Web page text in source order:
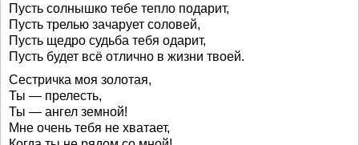
Пусть солнышко тебе тепло подарит,
Пусть трелью зачарует соловей,
Пусть щедро судьба тебя одарит,
Пусть будет всё отлично в жизни твоей.
Сестричка моя золотая,
Ты — прелесть,
Ты — ангел земной!
Мне очень тебя не хватает,